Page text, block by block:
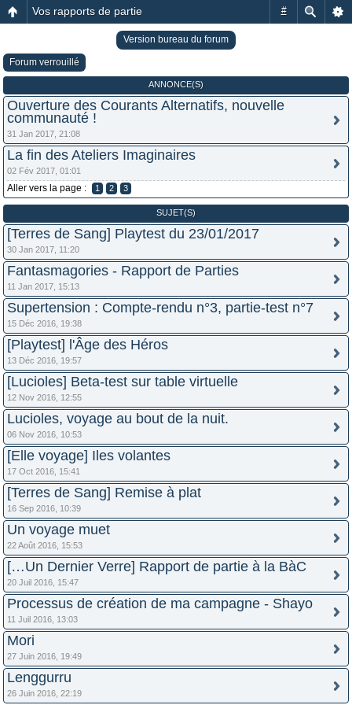
#
Vos rapports de partie
Version bureau du forum
Forum verrouillé
ANNONCE(S)
Ouverture des Courants Alternatifs, nouvelle
communauté !
31 Jan 2017, 21:08
La fin des Ateliers Imaginaires
02 Fév 2017, 01:01
Aller vers la page : 1 2 3
SUJET(S)
[Terres de Sang] Playtest du 23/01/2017
30 Jan 2017, 11:20
Fantasmagories - Rapport de Parties
11 Jan 2017, 15:13
Supertension : Compte-rendu n°3, partie-test n°7
15 Déc 2016, 19:38
[Playtest] l'Âge des Héros
13 Déc 2016, 19:57
[Lucioles] Beta-test sur table virtuelle
12 Nov 2016, 12:55
Lucioles, voyage au bout de la nuit.
06 Nov 2016, 10:53
[Elle voyage] Iles volantes
17 Oct 2016, 15:41
[Terres de Sang] Remise à plat
16 Sep 2016, 10:39
Un voyage muet
22 Août 2016, 15:53
[…Un Dernier Verre] Rapport de partie à la BàC
20 Juil 2016, 15:47
Processus de création de ma campagne - Shayo
11 Juil 2016, 13:03
Mori
27 Juin 2016, 19:49
Lenggurru
26 Juin 2016, 22:19